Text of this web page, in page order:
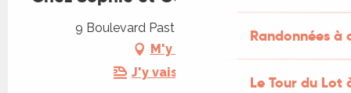
Randonnées
Le Tour du Lot
9 Boulevard Pasteur, 46100 Figeac
M'y rendre
J'y vais en train !